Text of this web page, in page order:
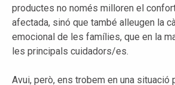
productes no només milloren el
afectada, sinó que també alleugen la
emocional de les famílies, que en la
les principals cuidadors/es.
Avui, però, ens trobem en una situació